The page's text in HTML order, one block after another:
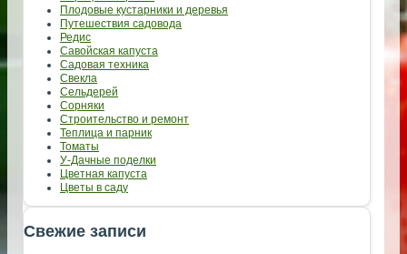
Плодовые кустарники и деревья
Путешествия садовода
Редис
Савойская капуста
Садовая техника
Свекла
Сельдерей
Сорняки
Строительство и ремонт
Теплица и парник
Томаты
У-Дачные поделки
Цветная капуста
Цветы в саду
Свежие записи